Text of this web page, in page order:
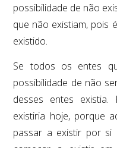
possibilidade de não
que não existiam, pois
existido.
Se todos os entes
possibilidade de não
desses entes existia.
existiria hoje, porque
passar a existir por si